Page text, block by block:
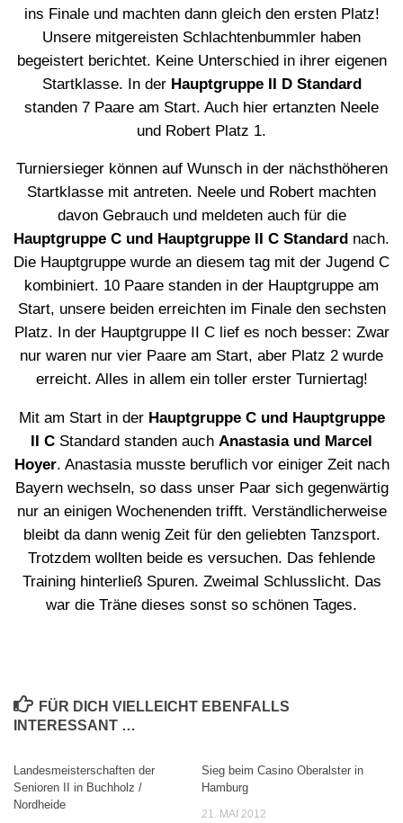
ins Finale und machten dann gleich den ersten Platz!
Unsere mitgereisten Schlachtenbummler haben
begeistert berichtet. Keine Unterschied in ihrer eigenen
Startklasse. In der Hauptgruppe II D Standard
standen 7 Paare am Start. Auch hier ertanzten Neele
und Robert Platz 1.
Turniersieger können auf Wunsch in der nächsthöheren
Startklasse mit antreten. Neele und Robert machten
davon Gebrauch und meldeten auch für die
Hauptgruppe C und Hauptgruppe II C Standard nach.
Die Hauptgruppe wurde an diesem tag mit der Jugend C
kombiniert. 10 Paare standen in der Hauptgruppe am
Start, unsere beiden erreichten im Finale den sechsten
Platz. In der Hauptgruppe II C lief es noch besser: Zwar
nur waren nur vier Paare am Start, aber Platz 2 wurde
erreicht. Alles in allem ein toller erster Turniertag!
Mit am Start in der Hauptgruppe C und Hauptgruppe
II C Standard standen auch Anastasia und Marcel
Hoyer. Anastasia musste beruflich vor einiger Zeit nach
Bayern wechseln, so dass unser Paar sich gegenwärtig
nur an einigen Wochenenden trifft. Verständlicherweise
bleibt da dann wenig Zeit für den geliebten Tanzsport.
Trotzdem wollten beide es versuchen. Das fehlende
Training hinterließ Spuren. Zweimal Schlusslicht. Das
war die Träne dieses sonst so schönen Tages.
FÜR DICH VIELLEICHT EBENFALLS
INTERESSANT …
Landesmeisterschaften der
Senioren II in Buchholz /
Nordheide
Sieg beim Casino Oberalster in
Hamburg
21. MAI 2012